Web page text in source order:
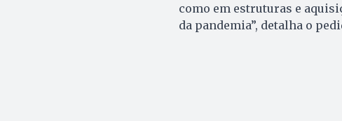
como em estruturas e
da pandemia”, detalha o